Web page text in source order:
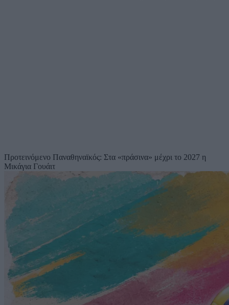
Προτεινόμενο Παναθηναϊκός: Στα «πράσινα» μέχρι το 2027 η
Μικάγια Γουάιτ